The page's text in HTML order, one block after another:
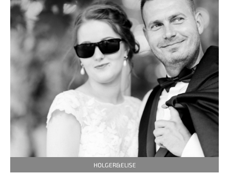
HOLGER&ELISE